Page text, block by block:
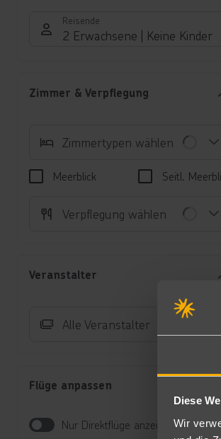
Diese
Wir
Reisende
2 Erwachsene Keine Kinder
Zimmer & Verpflegung
Zimmertypen wählen
Meerblick Seitl.
Verpflegung wählen
Veranstalter
Alle Veranstalter
Flüge anpassen
Nur Direktflüge anzeigen